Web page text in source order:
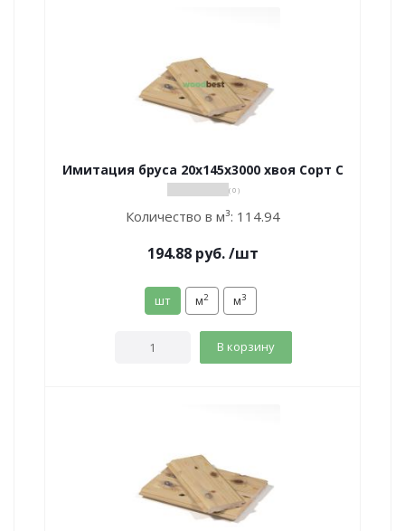
Имитация бруса 20х145х3000 хвоя Сорт С
( 0 )
Количество в м³: 114.94
194.88 руб./шт
шт м2 м3
В корзину